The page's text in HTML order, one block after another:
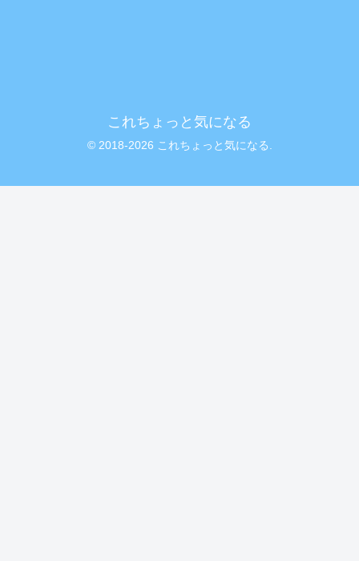
これちょっと気になる
© 2018-2026 これちょっと気になる.